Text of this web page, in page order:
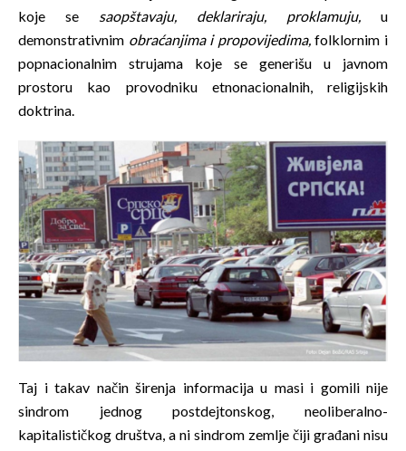
koje se saopštavaju, deklariraju, proklamuju, u
demonstrativnim obraćanjima i propovijedima,folklornim i
popnacionalnim strujama koje se generišu u javnom
prostoru kao provodniku etnonacionalnih, religijskih
doktrina.
Taj i takav način širenja informacija u masi i gomili nije
sindrom jednog postdejtonskog, neoliberalno-
kapitalističkog društva, a ni sindrom zemlje čiji građani nisu